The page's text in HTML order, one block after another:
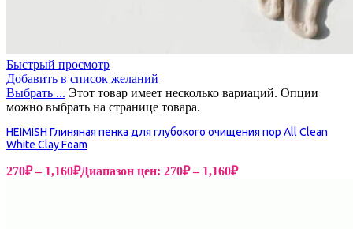
Быстрый просмотр
Добавить в список желаний
Выбрать ... Этот товар имеет несколько вариаций. Опции
можно выбрать на странице товара.
HEIMISH Глиняная пенка для глубокого очищения пор All Clean
White Clay Foam
270₽ – 1,160₽Диапазон цен: 270₽ – 1,160₽